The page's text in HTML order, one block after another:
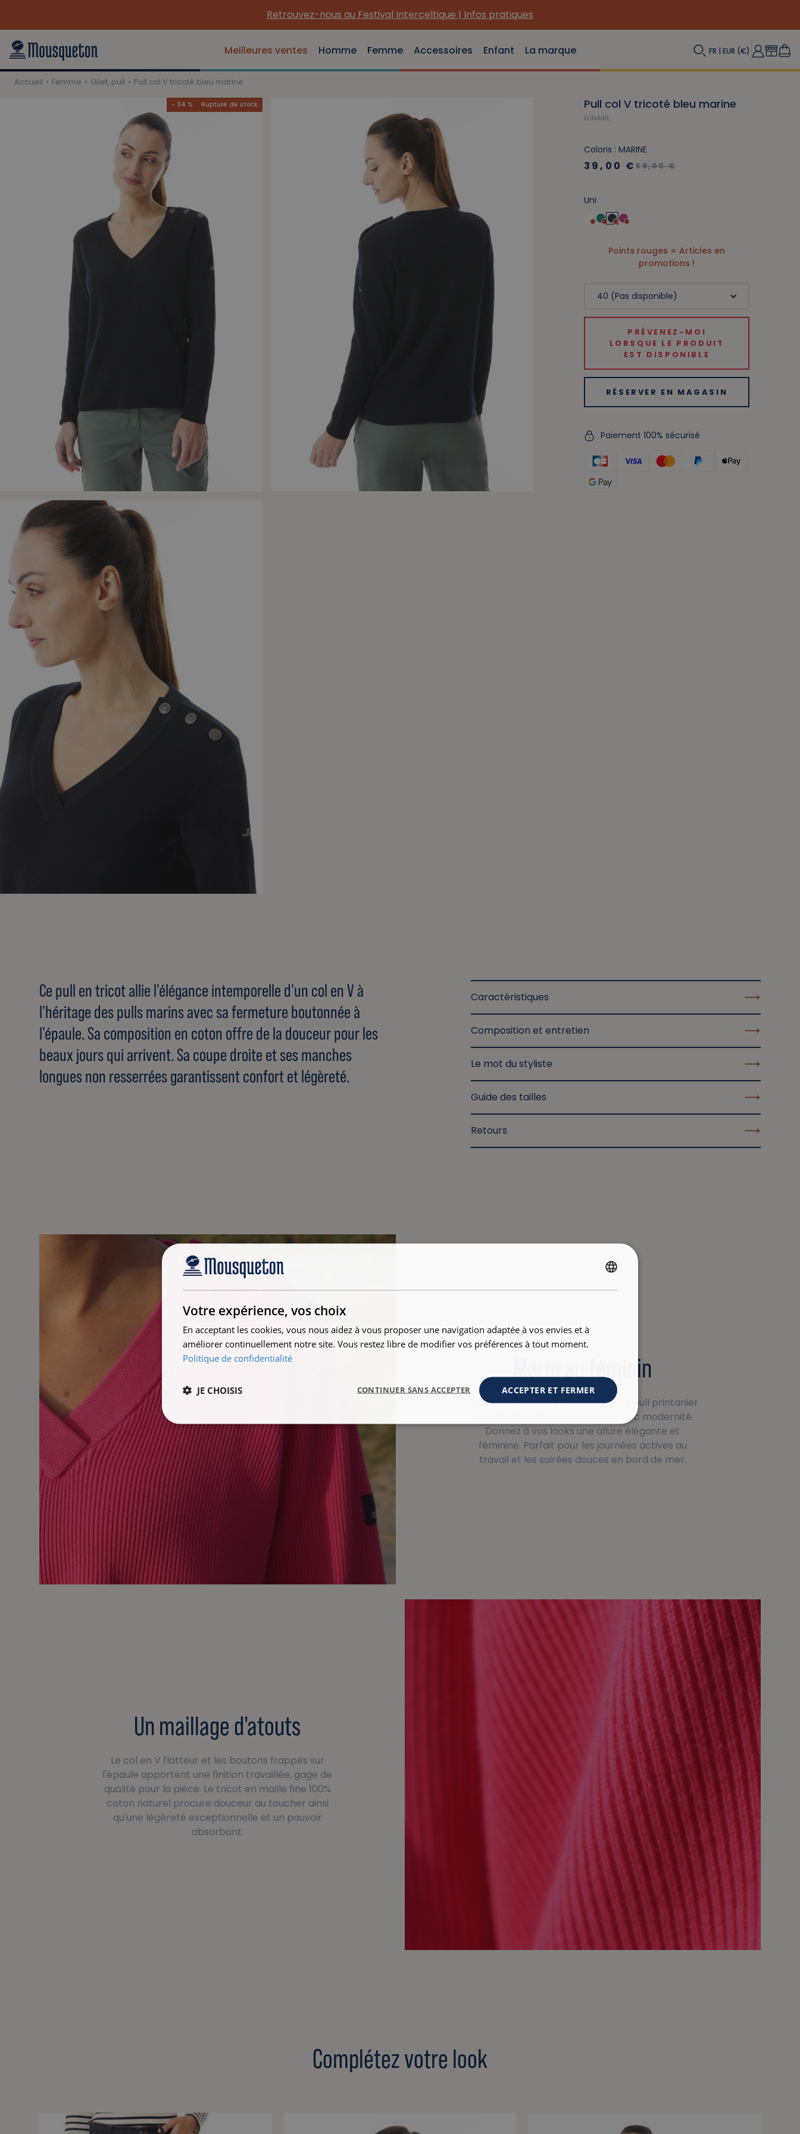
Meilleures ventes Homme Femme Accessoires Enfant La marque FR | EUR (€)
Pull col V tricoté bleu marine
LUNAIRE
Coloris : MARINE
39,00 €59,00 €
Uni
Points rouges = Articles en
promotions !
PRÉVENEZ-MOI
LORSQUE LE PRODUIT
EST DISPONIBLE
RÉSERVER EN MAGASIN
Paiement 100% sécurisé
Accueil Femme Gilet, pull Pull col V tricoté bleu marine
- 34 % Rupture de stock
Ce pull en tricot allie l'élégance intemporelle d'un col en V à
l'héritage des pulls marins avec sa fermeture boutonnée à
l'épaule. Sa composition en coton offre de la douceur pour les
beaux jours qui arrivent. Sa coupe droite et ses manches
longues non resserrées garantissent confort et légèreté.
Caractéristiques
Composition et entretien
Le mot du styliste
Guide des tailles
Retours
Marin au féminin
Inspiré des vestiaires maritimes, ce pull printanier
revisite les codes du pull marin avec modernité.
Donnez à vos looks une allure élégante et
féminine. Parfait pour les journées actives au
travail et les soirées douces en bord de mer.
Un maillage d'atouts
Le col en V flatteur et les boutons frappés sur
l'épaule apportent une finition travaillée, gage de
qualité pour la pièce. Le tricot en maille fine 100%
coton naturel procure douceur au toucher ainsi
qu'une légèreté exceptionnelle et un pouvoir
absorbant.
Complétez votre look
Votre expérience, vos choix
En acceptant les cookies, vous nous aidez à vous proposer une navigation adaptée à vos envies et à
améliorer continuellement notre site. Vous restez libre de modifier vos préférences à tout moment.
Politique de confidentialité
ACCEPTER ET FERMER
CONTINUER SANS ACCEPTER
JE CHOISIS